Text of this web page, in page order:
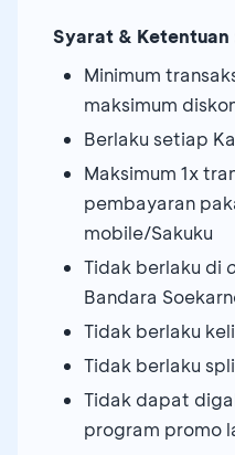
Syarat & Ketentuan
Minimum
maksimum
Berlaku setiap
Maksimum 1x
pembayaran
mobile/Sakuku
Tidak berlaku di
Bandara
Tidak berlaku
Tidak berlaku
Tidak dapat
program promo